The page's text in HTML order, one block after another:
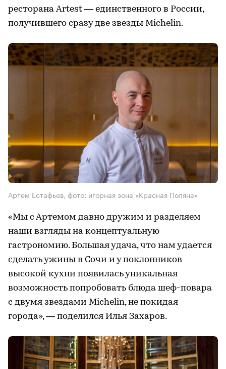
ресторана Artest — единственного в России,
получившего сразу две звезды Michelin.
Артем Естафьев, фото: игорная зона «Красная Поляна»
«Мы с Артемом давно дружим и разделяем
наши взгляды на концептуальную
гастрономию. Большая удача, что нам удается
сделать ужины в Сочи и у поклонников
высокой кухни появилась уникальная
возможность попробовать блюда шеф-повара
с двумя звездами Michelin, не покидая
города», — поделился Илья Захаров.